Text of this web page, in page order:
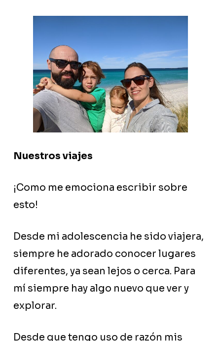
Nuestros viajes
¡Como me emociona escribir sobre
esto!
Desde mi adolescencia he sido viajera,
siempre he adorado conocer lugares
diferentes, ya sean lejos o cerca. Para
mí siempre hay algo nuevo que ver y
explorar.
Desde que tengo uso de razón mis